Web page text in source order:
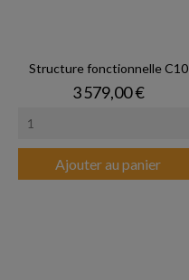
Structure fonctionnelle C10
Prix
3 579,00 €
Ajouter au panier